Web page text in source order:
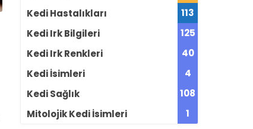
Kedi Hastalıkları
113
Kedi Irk Bilgileri
125
Kedi Irk Renkleri
40
Kedi İsimleri
4
Kedi Sağlık
108
Mitolojik Kedi İsimleri
1